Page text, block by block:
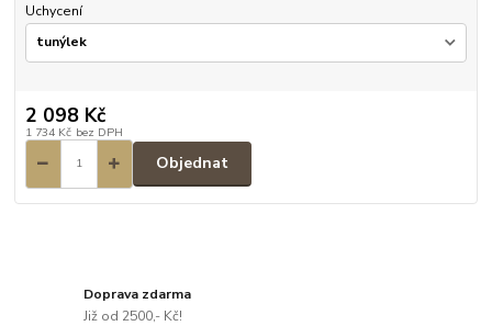
Uchycení
2 098 Kč
1 734 Kč bez DPH
Objednat
Doprava zdarma
Již od 2500,- Kč!